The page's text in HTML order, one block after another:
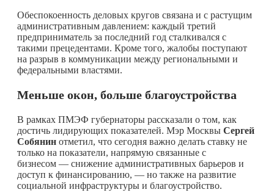
Обеспокоенность деловых кругов связана и с растущим
административным давлением: каждый третий
предприниматель за последний год сталкивался с
такими прецедентами. Кроме того, жалобы поступают
на разрыв в коммуникации между региональными и
федеральными властями.
Меньше окон, больше благоустройства
В рамках ПМЭФ губернаторы рассказали о том, как
достичь лидирующих показателей. Мэр Москвы Сергей
Собянин отметил, что сегодня важно делать ставку не
только на показатели, напрямую связанные с
бизнесом — снижение административных барьеров и
доступ к финансированию, — но также на развитие
социальной инфраструктуры и благоустройство.